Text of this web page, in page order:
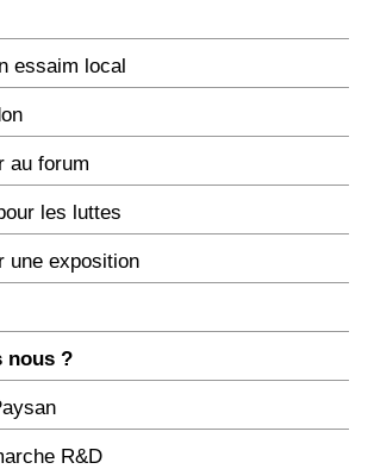
essaim local
au forum
les luttes
une exposition
nous ?
R&D